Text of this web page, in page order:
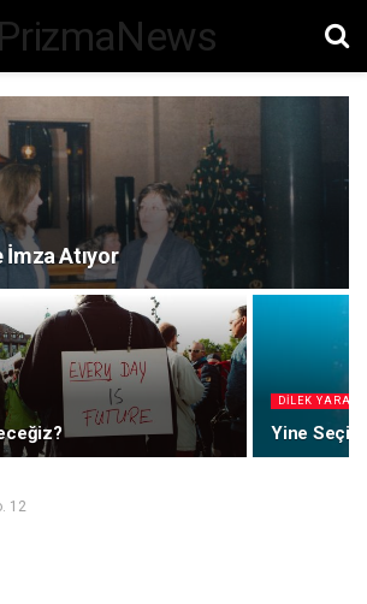
İmza Atıyor
DILEK YARAS
Yine Seçim
12